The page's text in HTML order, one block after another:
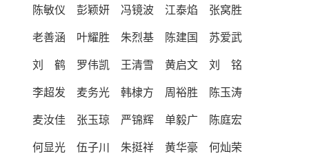
陈敏仪 彭颖妍 冯镜波 江泰焰 张窝胜
老善涵 叶耀胜 朱烈基 陈建国 苏爱武
刘 鹤 罗伟凯 王清雪 黄启文 刘 铭
李超发 麦务光 韩棣方 周裕胜 陈玉涛
麦汝佳 张玉琼 严锦辉 单毅广 陈庭宏
何显光 伍子川 朱挺祥 黄华豪 何灿荣